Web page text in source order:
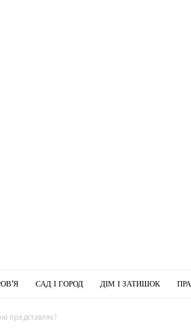
САД І ГОРОД ДІМ І ЗАТИШОК
представляє?